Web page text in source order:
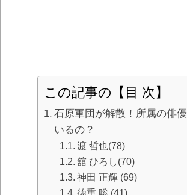
この記事の【目 次】
石原軍団が解散！所属の俳
いるの？
渡 哲也(78)
舘 ひろし(70)
神田 正輝 (69)
徳重 聡 (41)